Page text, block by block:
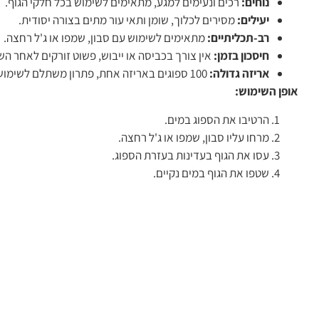
יעילים:מסירים לכלוך, שומן ותאי עור מתים בצורה יסודית.
רב-תכליתיים:מתאימים לשימוש עם סבון, שמפו או ג'ל רחצה.
חיסכון בזמן: אין צורך בכביסה או ייבוש, פשוט זורקים לאחר
אריזה גדולה:
אופן השימוש:
הרטיבו את הספוג במים.
מרחו עליו סבון, שמפו או ג'ל רחצה.
עסו את הגוף בעדינות בעזרת הספוג.
שטפו את הגוף במים נקיים.